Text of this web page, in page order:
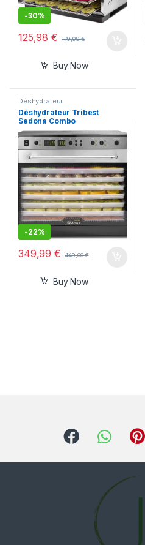
-30%
125,98€ 179,99€
Buy Now
Déshydrateur
Déshydrateur Tribest
Sedona Combo
-22%
349,99€ 449,00€
Buy Now